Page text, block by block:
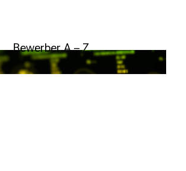
Bewerber A – Z